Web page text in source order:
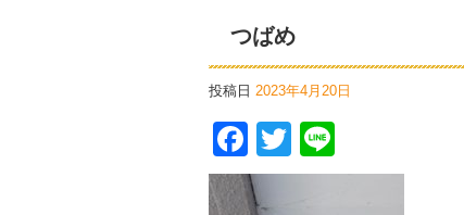
つばめ
投稿日 2023年4月20日
Facebook
Twitter